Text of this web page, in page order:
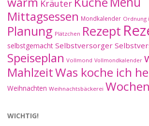
Kräuter
Mittagsessen Mondkalender Ordnung
Planung Plätzchen Rezept
selbstgemacht Selbstversorger
Speiseplan Vollmond Vollmondkalender
MahlzeitWas koche ich
Weihnachten Weihnachtsbäckerei
WICHTIG!